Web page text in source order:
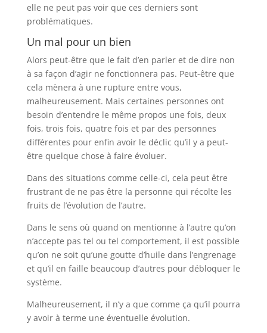
elle ne peut pas voir que ces derniers sont
problématiques.
Un mal pour un bien
Alors peut-être que le fait d’en parler et de dire non
à sa façon d’agir ne fonctionnera pas. Peut-être que
cela mènera à une rupture entre vous,
malheureusement. Mais certaines personnes ont
besoin d’entendre le même propos une fois, deux
fois, trois fois, quatre fois et par des personnes
différentes pour enfin avoir le déclic qu’il y a peut-
être quelque chose à faire évoluer.
Dans des situations comme celle-ci, cela peut être
frustrant de ne pas être la personne qui récolte les
fruits de l’évolution de l’autre.
Dans le sens où quand on mentionne à l’autre qu’on
n’accepte pas tel ou tel comportement, il est possible
qu’on ne soit qu’une goutte d’huile dans l’engrenage
et qu’il en faille beaucoup d’autres pour débloquer le
système.
Malheureusement, il n’y a que comme ça qu’il pourra
y avoir à terme une éventuelle évolution.